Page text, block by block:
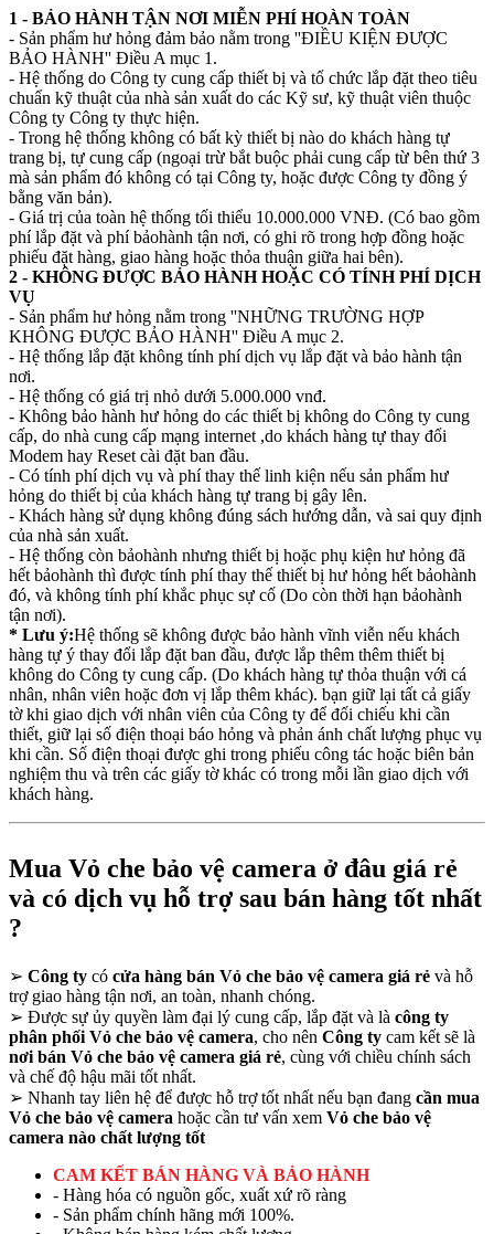
1 - BẢO HÀNH TẬN NƠI MIỄN PHÍ HOÀN TOÀN
- Sản phẩm hư hỏng đảm bảo nằm trong ''ĐIỀU KIỆN ĐƯỢC
BẢO HÀNH'' Điều A mục 1.
- Hệ thống do Công ty cung cấp thiết bị và tổ chức lắp đặt theo tiêu
chuẩn kỹ thuật của nhà sản xuất do các Kỹ sư, kỹ thuật viên thuộc
Công ty Công ty thực hiện.
- Trong hệ thống không có bất kỳ thiết bị nào do khách hàng tự
trang bị, tự cung cấp (ngoại trừ bắt buộc phải cung cấp từ bên thứ 3
mà sản phẩm đó không có tại Công ty, hoặc được Công ty đồng ý
bằng văn bản).
- Giá trị của toàn hệ thống tối thiểu 10.000.000 VNĐ. (Có bao gồm
phí lắp đặt và phí bảohành tận nơi, có ghi rõ trong hợp đồng hoặc
phiếu đặt hàng, giao hàng hoặc thỏa thuận giữa hai bên).
2 - KHÔNG ĐƯỢC BẢO HÀNH HOẶC CÓ TÍNH PHÍ DỊCH
VỤ
- Sản phẩm hư hỏng nằm trong ''NHỮNG TRƯỜNG HỢP
KHÔNG ĐƯỢC BẢO HÀNH'' Điều A mục 2.
- Hệ thống lắp đặt không tính phí dịch vụ lắp đặt và bảo hành tận
nơi.
- Hệ thống có giá trị nhỏ dưới 5.000.000 vnđ.
- Không bảo hành hư hỏng do các thiết bị không do Công ty cung
cấp, do nhà cung cấp mạng internet ,do khách hàng tự thay đổi
Modem hay Reset cài đặt ban đầu.
- Có tính phí dịch vụ và phí thay thế linh kiện nếu sản phẩm hư
hỏng do thiết bị của khách hàng tự trang bị gây lên.
- Khách hàng sử dụng không đúng sách hướng dẫn, và sai quy định
của nhà sản xuất.
- Hệ thống còn bảohành nhưng thiết bị hoặc phụ kiện hư hỏng đã
hết bảohành thì được tính phí thay thế thiết bị hư hỏng hết bảohành
đó, và không tính phí khắc phục sự cố (Do còn thời hạn bảohành
tận nơi).
* Lưu ý:Hệ thống sẽ không được bảo hành vĩnh viễn nếu khách
hàng tự ý thay đổi lắp đặt ban đầu, được lắp thêm thêm thiết bị
không do Công ty cung cấp. (Do khách hàng tự thỏa thuận với cá
nhân, nhân viên hoặc đơn vị lắp thêm khác). bạn giữ lại tất cả giấy
tờ khi giao dịch với nhân viên của Công ty để đối chiếu khi cần
thiết, giữ lại số điện thoại báo hỏng và phản ánh chất lượng phục vụ
khi cần. Số điện thoại được ghi trong phiếu công tác hoặc biên bản
nghiệm thu và trên các giấy tờ khác có trong mỗi lần giao dịch với
khách hàng.
Mua Vỏ che bảo vệ camera ở đâu giá rẻ
và có dịch vụ hỗ trợ sau bán hàng tốt nhất
?
➢ Công ty có cửa hàng bán Vỏ che bảo vệ camera giá rẻ và hỗ
trợ giao hàng tận nơi, an toàn, nhanh chóng.
➢ Được sự ủy quyền làm đại lý cung cấp, lắp đặt và là công ty
phân phối Vỏ che bảo vệ camera, cho nên Công ty cam kết sẽ là
nơi bán Vỏ che bảo vệ camera giá rẻ, cùng với chiều chính sách
và chế độ hậu mãi tốt nhất.
➢ Nhanh tay liên hệ để được hỗ trợ tốt nhất nếu bạn đang cần mua
Vỏ che bảo vệ camera hoặc cần tư vấn xem Vỏ che bảo vệ
camera nào chất lượng tốt
CAM KẾT BÁN HÀNG VÀ BẢO HÀNH
- Hàng hóa có nguồn gốc, xuất xứ rõ ràng
- Sản phẩm chính hãng mới 100%.